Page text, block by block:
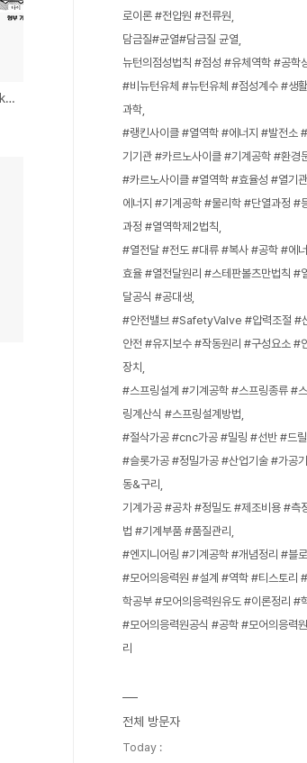
압축가공(Squeezing work)의 종류
로이론 #전압원 #전류원
담금질#균열#담금질 균열
뉴턴의점성법칙 #점성 #유체역학 #공학
#비뉴턴유체 #뉴턴유체 #점성계수 #생
과학
#랭킨사이클 #열역학 #에너지 #발전소
기기관 #카르노사이클 #기계공학 #환경
#카르노사이클 #열역학 #효율성 #열기
에너지 #기계공학 #물리학 #단열과정 #
과정 #열역학제2법칙
#열전달 #전도 #대류 #복사 #공학 #에너
효율 #열전달원리 #스테판볼츠만법칙 #
달공식 #공대생
#안전밸브 #SafetyValve #압력조절 #
안전 #유지보수 #작동원리 #구성요소 #
장치
#스프링설계 #기계공학 #스프링종류 #
링계산식 #스프링설계방법
#절삭가공 #cnc가공 #밀링 #선반 #드
#슬롯가공 #정밀가공 #산업기술 #가공
동&구리
기계가공 #공차 #정밀도 #제조비용 #측
법 #기계부품 #품질관리
#엔지니어링 #기계공학 #개념정리 #블
#모어의응력원 #설계 #역학 #티스토리
학공부 #모어의응력원유도 #이론정리 #
#모어의응력원공식 #공학 #모어의응력
리
전체 방문자
Today :